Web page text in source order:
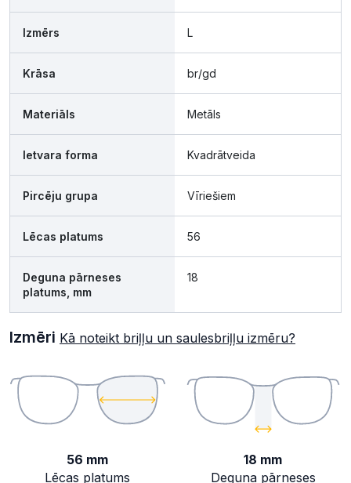
Izmērs L
Krāsa br/gd
Materiāls Metāls
Ietvara forma Kvadrātveida
Pircēju grupa Vīriešiem
Lēcas platums 56
Deguna pārneses
platums, mm
18
Izmēri Kā noteikt briļļu un saulesbriļļu izmēru?
56 mm
Lēcas platums
18 mm
Deguna pārneses